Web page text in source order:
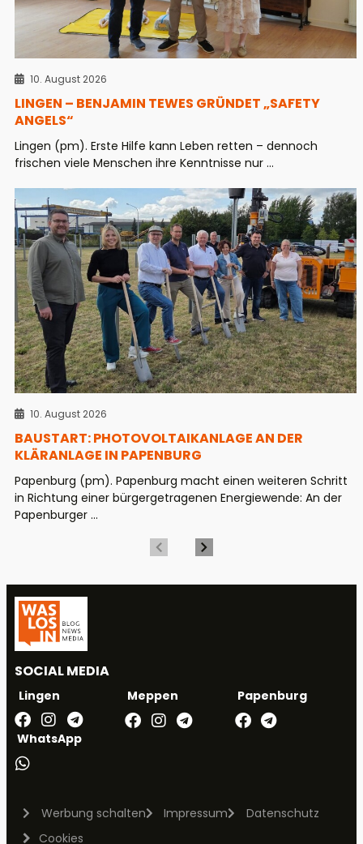
10. August 2026
LINGEN – BENJAMIN TEWES GRÜNDET „SAFETY
ANGELS“
Lingen (pm). Erste Hilfe kann Leben retten – dennoch
frischen viele Menschen ihre Kenntnisse nur ...
10. August 2026
BAUSTART: PHOTOVOLTAIKANLAGE AN DER
KLÄRANLAGE IN PAPENBURG
Papenburg (pm). Papenburg macht einen weiteren Schritt
in Richtung einer bürgergetragenen Energiewende: An der
Papenburger ...
SOCIAL MEDIA
Lingen Meppen Papenburg
WhatsApp
Werbung schalten Impressum
Datenschutz
Cookies